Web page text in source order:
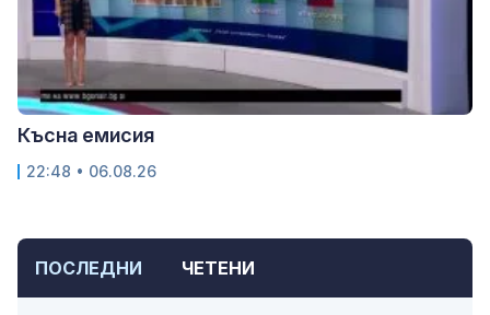
ПОСЛЕДНИ ЧЕТЕНИ
Късна емисия
22:48 • 06.08.26